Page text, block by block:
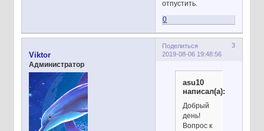
отпустить.
0
Поделиться
3
2019-08-06 19:48:56
Viktor
Администратор
asu10
написал(а):
Добрый
день!
Вопрос к